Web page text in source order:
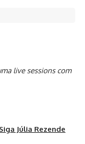
live sessions com
Siga Júlia Rezende